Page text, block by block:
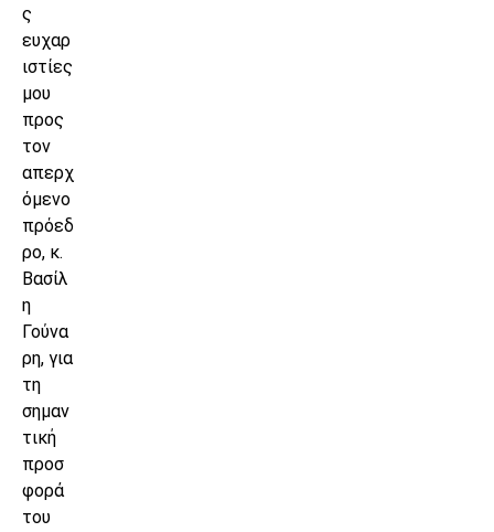
ς
ευχαρ
ιστίες
μου
προς
τον
απερχ
όμενο
πρόεδ
ρο, κ.
Βασίλ
η
Γούνα
ρη, για
τη
σημαν
τική
προσ
φορά
του